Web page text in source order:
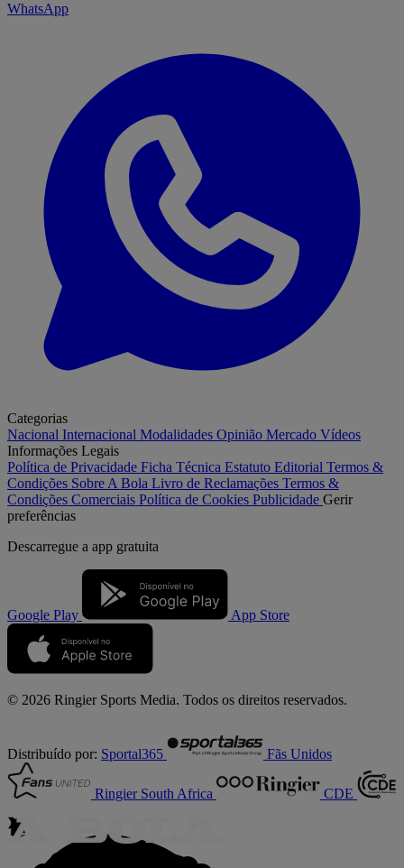
WhatsApp
Categorias
Nacional Internacional Modalidades Opinião Mercado Vídeos
Informações Legais
Política de Privacidade Ficha Técnica Estatuto Editorial Termos &
Condições Sobre A Bola Livro de Reclamações Termos &
Condições Comerciais Política de Cookies Publicidade Gerir
preferências
Descarregue a app gratuita
Google Play App Store
© 2026 Ringier Sports Media. Todos os direitos reservados.
Distribuído por: Sportal365 Fãs Unidos
Ringier South Africa CDE